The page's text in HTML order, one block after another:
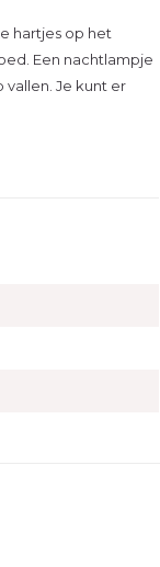
hartjes op het
Een nachtlampje
Je kunt er